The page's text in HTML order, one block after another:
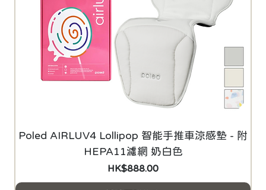
Poled AIRLUV4 Lollipop 智能手推車涼感墊 - 附
HEPA11濾網 奶白色
價格
HK$888.00